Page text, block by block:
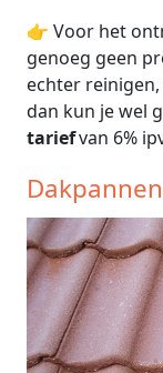
👉 Voor het
genoeg geen
echter
dan kun je wel
tariefvan 6%